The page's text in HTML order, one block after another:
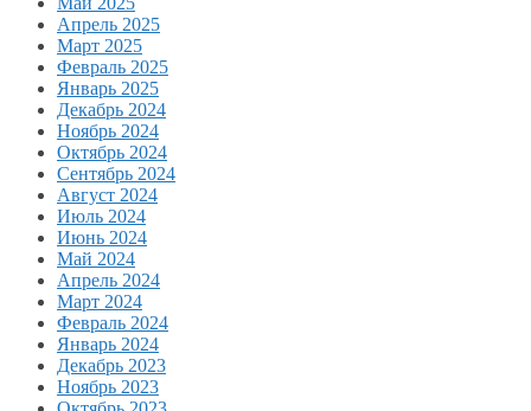
Апрель 2025
Март 2025
Февраль 2025
Январь 2025
Декабрь 2024
Ноябрь 2024
Октябрь 2024
Сентябрь 2024
Август 2024
Июль 2024
Июнь 2024
Май 2024
Апрель 2024
Март 2024
Февраль 2024
Январь 2024
Декабрь 2023
Ноябрь 2023